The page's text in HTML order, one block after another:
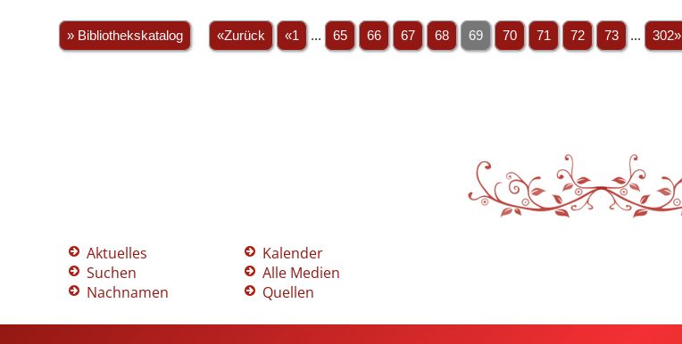
» Bibliothekskatalog «Zurück «1 ... 65 66 67 68 69 70 71 72 73 ... 302»
Aktuelles
Suchen
Nachnamen
Kalender
Alle Medien
Quellen